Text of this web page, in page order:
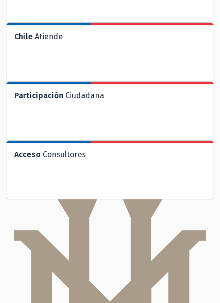
Chile Atiende
Participación Ciudadana
Acceso Consultores